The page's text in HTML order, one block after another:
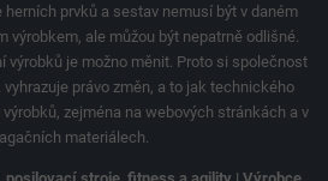
prvků a sestav nemusí být v daném
výrobkem, ale můžou být nepatrně odlišné.
výrobků je možno měnit. Proto si společnost
vyhrazuje právo změn, a to jak technického
zejména na webových stránkách a v
materiálech.